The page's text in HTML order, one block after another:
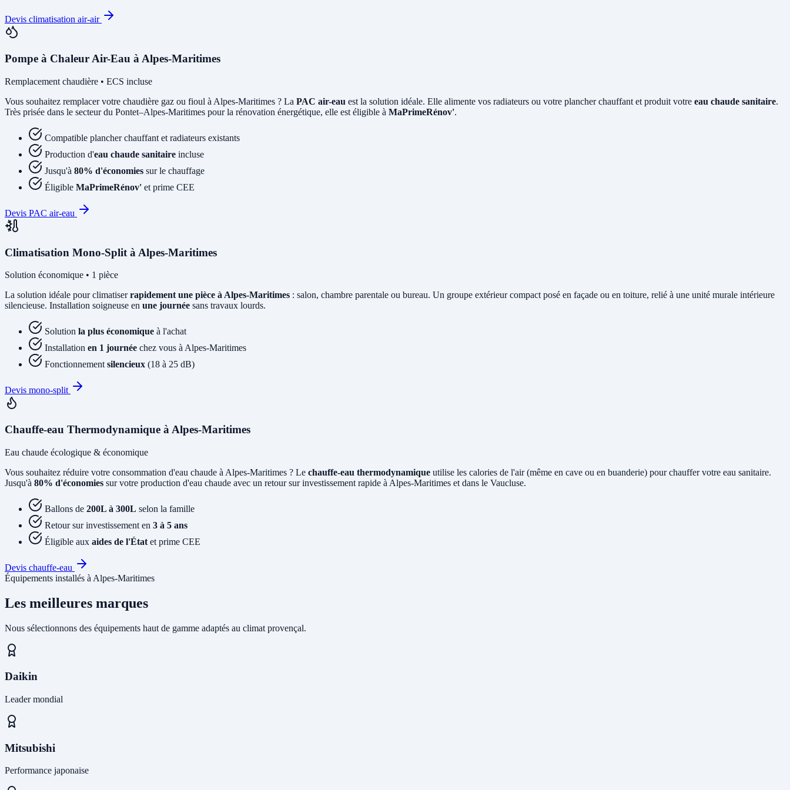
Devis climatisation air-air
Pompe à Chaleur Air-Eau à Alpes-Maritimes
Remplacement chaudière • ECS incluse
Vous souhaitez remplacer votre chaudière gaz ou fioul à Alpes-Maritimes ? La PAC air-eau est la solution idéale. Elle alimente vos radiateurs ou votre plancher chauffant et produit votre eau chaude sanitaire.
Très prisée dans le secteur du Pontet–Alpes-Maritimes pour la rénovation énergétique, elle est éligible à MaPrimeRénov'.
Compatible plancher chauffant et radiateurs existants
Production d'eau chaude sanitaire incluse
Jusqu'à 80% d'économies sur le chauffage
Éligible MaPrimeRénov' et prime CEE
Devis PAC air-eau
Climatisation Mono-Split à Alpes-Maritimes
Solution économique • 1 pièce
La solution idéale pour climatiserrapidement une pièce à Alpes-Maritimes : salon, chambre parentale ou bureau. Un groupe extérieur compact posé en façade ou en toiture, relié à une unité murale intérieure
silencieuse. Installation soigneuse en une journée sans travaux lourds.
Solution la plus économique à l'achat
Installation en 1 journée chez vous à Alpes-Maritimes
Fonctionnement silencieux (18 à 25 dB)
Devis mono-split
Chauffe-eau Thermodynamique à Alpes-Maritimes
Eau chaude écologique & économique
Vous souhaitez réduire votre consommation d'eau chaude à Alpes-Maritimes ? Le chauffe-eau thermodynamique utilise les calories de l'air (même en cave ou en buanderie) pour chauffer votre eau sanitaire.
Jusqu'à 80% d'économies sur votre production d'eau chaude avec un retour sur investissement rapide à Alpes-Maritimes et dans le Vaucluse.
Ballons de 200L à 300L selon la famille
Retour sur investissement en 3 à 5 ans
Éligible aux aides de l'État et prime CEE
Devis chauffe-eau
Équipements installés à Alpes-Maritimes
Les meilleures marques
Nous sélectionnons des équipements haut de gamme adaptés au climat provençal.
Daikin
Leader mondial
Mitsubishi
Performance japonaise